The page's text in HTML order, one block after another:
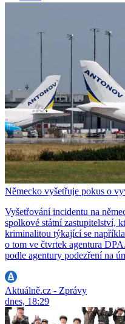
Německo vyšetřuje pokus o
Vyšetřování incidentu na
spolkové státní zastupitelství,
kriminalitou týkající se
o tom ve čtvrtek agentura
podle agentury podezření na
Aktuálně.cz - Zprávy
dnes, 18:29